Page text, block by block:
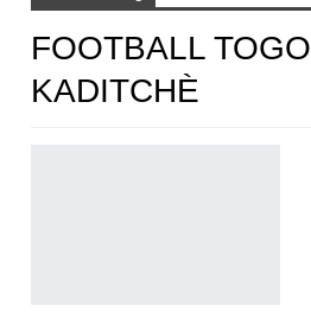
FOOTBALL
KADITCHÈ